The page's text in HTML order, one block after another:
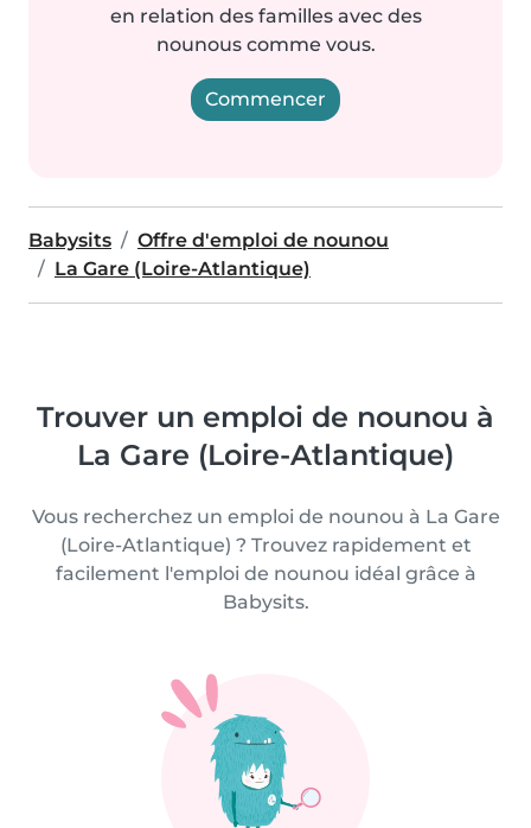
en relation des familles avec des
nounous comme vous.
Commencer
Babysits
Offre d'emploi de nounou
La Gare (Loire-Atlantique)
Trouver un emploi de nounou à
La Gare (Loire-Atlantique)
Vous recherchez un emploi de nounou à La Gare
(Loire-Atlantique) ? Trouvez rapidement et
facilement l'emploi de nounou idéal grâce à
Babysits.